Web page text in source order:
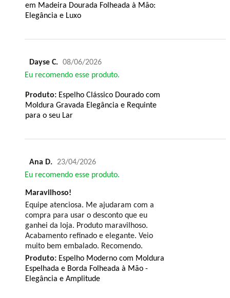
em Madeira Dourada Folheada à Mão:
Elegância e Luxo
Dayse C. 08/06/2026
Eu recomendo esse produto.
Produto: Espelho Clássico Dourado com
Moldura Gravada Elegância e Requinte
para o seu Lar
Ana D. 23/04/2026
Eu recomendo esse produto.
Maravilhoso!
Equipe atenciosa. Me ajudaram com a
compra para usar o desconto que eu
ganhei da loja. Produto maravilhoso.
Acabamento refinado e elegante. Veio
muito bem embalado. Recomendo.
Produto: Espelho Moderno com Moldura
Espelhada e Borda Folheada à Mão -
Elegância e Amplitude